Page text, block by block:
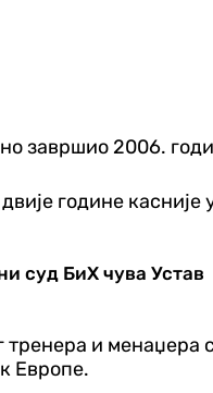
завршио 2006.
године касније
суд БиХ чува Устав
и менаџера
Европе.